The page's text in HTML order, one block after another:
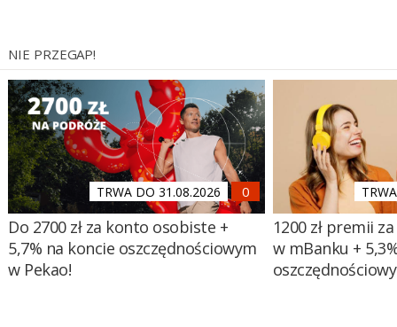
NIE PRZEGAP!
TRWA DO 31.08.2026
Do 2700 zł za konto osobiste +
5,7% na koncie oszczędnościowym
w Pekao!
1200 zł premii
w mBanku +